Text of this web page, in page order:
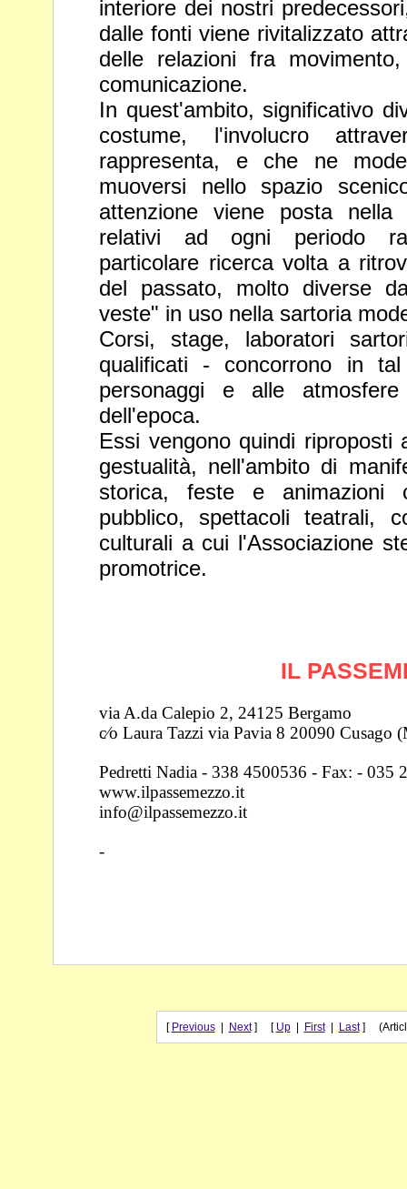
interiore dei nostri
dalle fonti viene rivitalizzato
delle relazioni fra
comunicazione.
In quest'ambito, significativo
costume, l'involucro
rappresenta, e che ne
muoversi nello spazio
attenzione viene posta nella
relativi ad ogni periodo
particolare ricerca volta a
del passato, molto diverse
veste" in uso nella sartoria
Corsi, stage, laboratori
qualificati - concorrono in
personaggi e alle
dell'epoca.
Essi vengono quindi riproposti
gestualità, nell'ambito di
storica, feste e animazioni
pubblico, spettacoli teatrali,
culturali a cui l'Associazione
promotrice.
IL
via A.da Calepio 2, 24125 Bergamo
c⁄o Laura Tazzi via Pavia 8 20090 Cusago
Pedretti Nadia - 338 4500536 - Fax: - 035
www.ilpassemezzo.it
info@ilpassemezzo.it
-
[ Previous| Next] [ Up| First| Last]